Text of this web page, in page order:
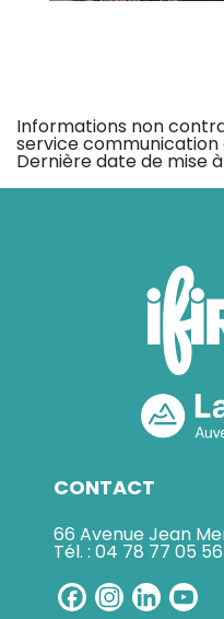
Informations non
service communication
Dernière date de mise à
CONTACT
66 Avenue Jean
Tél. : 04 78 77 05
Facebook
Instagram
LinkedIn